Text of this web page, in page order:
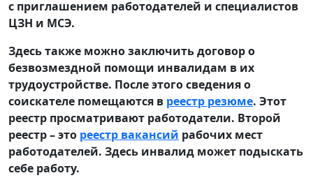
с приглашением работодателей и специалистов
ЦЗН и МСЭ.
Здесь также можно заключить договор о
безвозмездной помощи инвалидам в их
трудоустройстве. После этого сведения о
соискателе помещаются в реестр резюме. Этот
реестр просматривают работодатели. Второй
реестр – это реестр вакансий рабочих мест
работодателей. Здесь инвалид может подыскать
себе работу.